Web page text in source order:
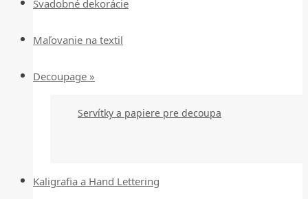
Svadobné dekorácie
Maľovanie na textil
Decoupage »
Servítky a papiere pre decoupa
Kaligrafia a Hand Lettering